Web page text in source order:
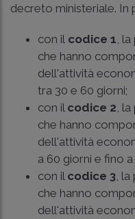
decreto ministeriale. In
con il codice 1 ,
che hanno
dell'attività
tra 30 e 60 giorni;
con il codice 2 ,
che hanno
dell'attività
a 60 giorni e fino a
con il codice 3 ,
che hanno
dell'attività